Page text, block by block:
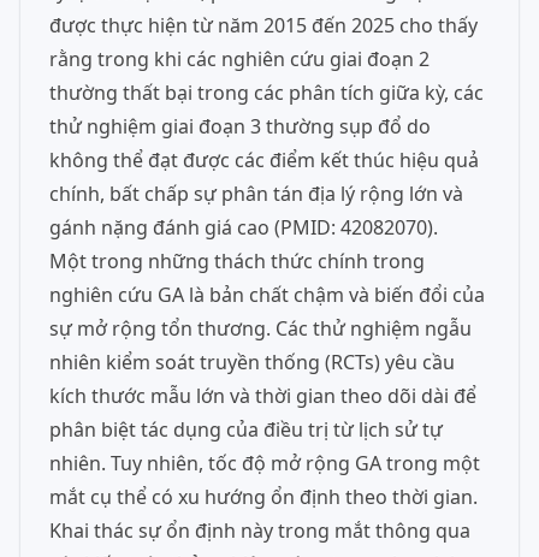
được thực hiện từ năm 2015 đến 2025 cho thấy
rằng trong khi các nghiên cứu giai đoạn 2
thường thất bại trong các phân tích giữa kỳ, các
thử nghiệm giai đoạn 3 thường sụp đổ do
không thể đạt được các điểm kết thúc hiệu quả
chính, bất chấp sự phân tán địa lý rộng lớn và
gánh nặng đánh giá cao (PMID: 42082070).
Một trong những thách thức chính trong
nghiên cứu GA là bản chất chậm và biến đổi của
sự mở rộng tổn thương. Các thử nghiệm ngẫu
nhiên kiểm soát truyền thống (RCTs) yêu cầu
kích thước mẫu lớn và thời gian theo dõi dài để
phân biệt tác dụng của điều trị từ lịch sử tự
nhiên. Tuy nhiên, tốc độ mở rộng GA trong một
mắt cụ thể có xu hướng ổn định theo thời gian.
Khai thác sự ổn định này trong mắt thông qua